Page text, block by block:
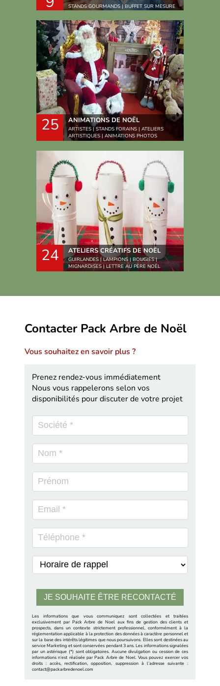
STANDS GOURMANDS | BUFFET SUR MESURE
25 ANIMATIONS DE NOËL
ARTISTES | STANDS FORAINS | ATELIERS
ARTISTIQUES | ANIMATIONS PHOTOS
24 ATELIERS CRÉATIFS DE NOËL
GUIRLANDES | LAMPIONS | BOUGIES |
MIGNARDISES | LETTRE AU PÈRE NOËL
Contacter Pack Arbre de Noël
Vous souhaitez en savoir plus ?
Prenez rendez-vous immédiatement
Nous vous rappelerons selon vos
disponibilités pour discuter de votre projet
Les informations que vous communiquez sont collectées et traitées
exclusivement par Pack Arbre de Noel aux fins de gestion des clients et
prospects, dans un contexte strictement professionnel, conformément à la
réglementation applicable à la protection des données à caractère personnel et
sur la base des intérêts légitimes que nous poursuivons. Elles sont destinées au
service Marketing et sont conservées pendant 3 ans. Les informations signalées
par un astérisque (*) sont obligatoires. Aucune divulgation ou cession de ces
informations n’est réalisée par Pack Arbre de Noel. Vous pouvez exercer vos
droits : accès, rectification, opposition, suppression à l’adresse suivante :
contact@packarbredenoel.com